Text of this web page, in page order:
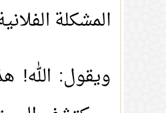
المشكلة
ويقول: الله!